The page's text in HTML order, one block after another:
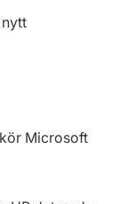
Microsoft